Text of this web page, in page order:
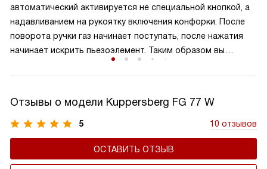
оптимизируя процесс приготовления. Такая панель
идеально подходит для больших семей или любителей
часто готовить, обеспечивая удобство и эффективность
на кухне.
автоматический активируется не специальной кнопкой, а
надавливанием на рукоятку включения конфорки. После
поворота ручки газ начинает поступать, после нажатия
начинает искрить пьезоэлемент. Таким образом вы
Отзывы о модели Kuppersberg FG 77 W
5 10 отзывов
ОСТАВИТЬ ОТЗЫВ